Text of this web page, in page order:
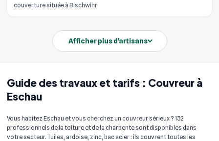
Guide des travaux et tarifs : Couvreur à
Eschau
Vous habitez Eschau et vous cherchez un couvreur sérieux ? 132
professionnels de la toiture et de la charpente sont disponibles dans
votre secteur. Tuiles, ardoise, zinc, bac acier : ils couvrent toutes les
couverture située à Bischwihr
Afficher plus d'artisans